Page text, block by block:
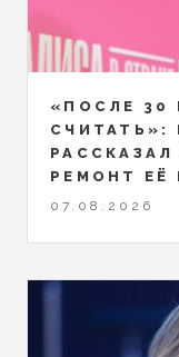
«ПОСЛЕ 30
СЧИТАТЬ»:
РЕМОНТ ЕЁ
07.08.2026